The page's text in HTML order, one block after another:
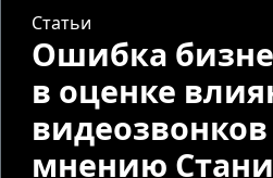
Статьи
Ошибка
в оценке
мнению